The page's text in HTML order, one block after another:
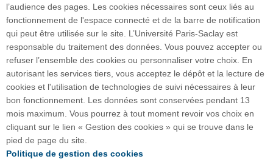
Accueil des publics internationaux
POLYTECH PARIS-SACLAY
Maison de l'ingénieur - Bâtiment 620
15, Rue Joliot-Curie
91190 Gif-sur-Yvette
Crédits photos :
Laurent Ghesquiere et Polytech
l’audience des pages. Les cookies nécessaires sont ceux liés au
fonctionnement de l'espace connecté et de la barre de notification
qui peut être utilisée sur le site. L’Université Paris-Saclay est
responsable du traitement des données. Vous pouvez accepter ou
refuser l’ensemble des cookies ou personnaliser votre choix. En
autorisant les services tiers, vous acceptez le dépôt et la lecture de
cookies et l'utilisation de technologies de suivi nécessaires à leur
bon fonctionnement. Les données sont conservées pendant 13
mois maximum. Vous pourrez à tout moment revoir vos choix en
cliquant sur le lien « Gestion des cookies » qui se trouve dans le
pied de page du site.
Politique de gestion des cookies